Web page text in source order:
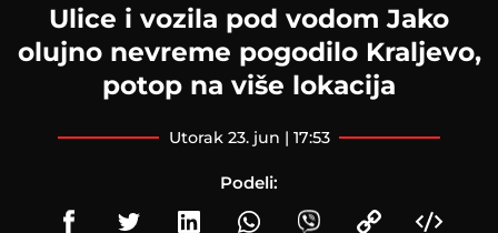
Ulice i vozila pod vodom Jako
olujno nevreme pogodilo Kraljevo,
potop na više lokacija
utorak 23. jun | 17:53
Podeli: